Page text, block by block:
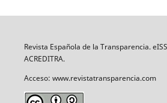
Revista Española de la Transparencia.
ACREDITRA.
Acceso: www.revistatransparencia.com